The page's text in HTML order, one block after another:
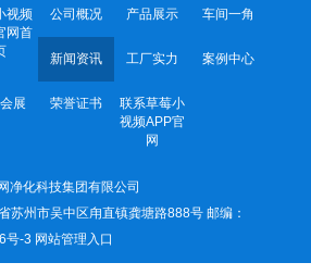
视频
网首
公司概况 产品展示 车间一角
新闻资讯 工厂实力 案例中心
展 荣誉证书
联系草莓小
视频APP官
网
净化科技集团有限公司
苏州市吴中区甪直镇龚塘路888号 邮编：
号-3 网站管理入口